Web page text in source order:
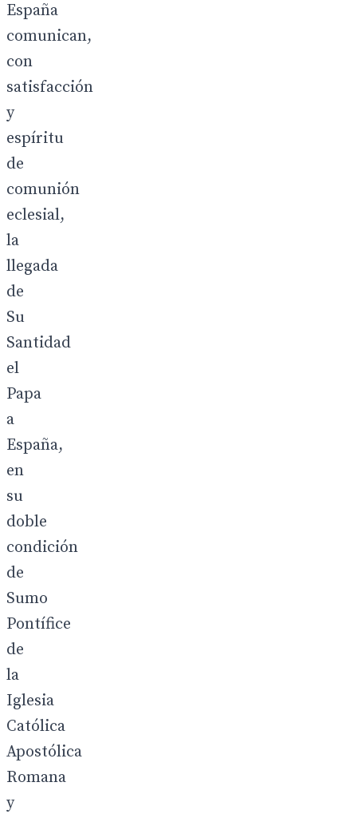
España
comunican,
con
satisfacción
y
espíritu
de
comunión
eclesial,
la
llegada
de
Su
Santidad
el
Papa
a
España,
en
su
doble
condición
de
Sumo
Pontífice
de
la
Iglesia
Católica
Apostólica
Romana
y